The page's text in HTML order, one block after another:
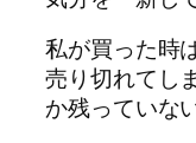
私が買った時
売り切れてし
か残っていな